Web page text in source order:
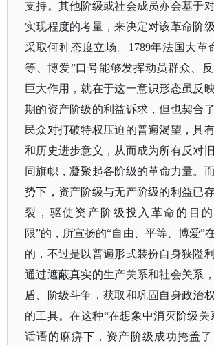
支持。其他阶级或社会成员亦会基于
实现程度的考量，来决定对该革命阶
采取何种态度立场。1789年法国大革
等、博爱”口号能够发挥动员群众、
巨大作用，就在于这一意识形态虽反
期的资产阶级的利益诉求，但也契合
民众对打破特权压迫的普遍渴望，具
和历史进步意义，从而成为所有反对
同旗帜，凝聚起各阶级的革命力量。
势下，资产阶级与无产阶级的利益已
裂，驱使资产阶级投入革命的目
限”的，所宣扬的“自由、平等、博爱”
的，不过是以普遍形式装扮自身狭隘
通过遮蔽真实的生产关系和社会关系
盾、阶级斗争，获取和巩固自身政治
的工具。在这种“在想象中消灭阶级关
话语的麻痹下，资产阶级成功掩盖了